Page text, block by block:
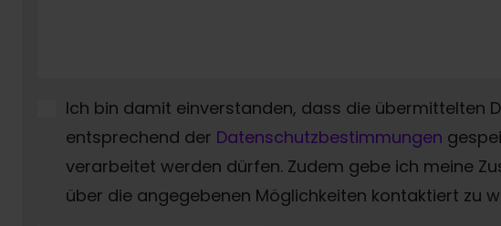
Ich bin damit einverstanden, dass die übermittelten
entsprechend der Datenschutzbestimmungen
verarbeitet werden dürfen. Zudem gebe ich meine
über die angegebenen Möglichkeiten kontaktiert zu